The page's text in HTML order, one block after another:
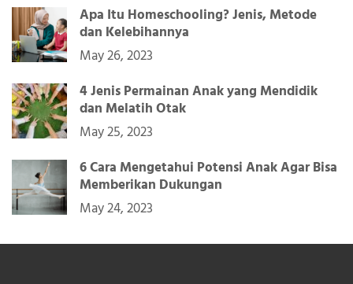
Apa Itu Homeschooling? Jenis, Metode
dan Kelebihannya
May 26, 2023
4 Jenis Permainan Anak yang Mendidik
dan Melatih Otak
May 25, 2023
6 Cara Mengetahui Potensi Anak Agar Bisa
Memberikan Dukungan
May 24, 2023